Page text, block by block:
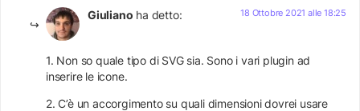
Giuliano ha detto: 18 Ottobre 2021 alle 18:25
1. Non so quale tipo di SVG sia. Sono i vari plugin ad
inserire le icone.
2. C’è un accorgimento su quali dimensioni dovrei usare